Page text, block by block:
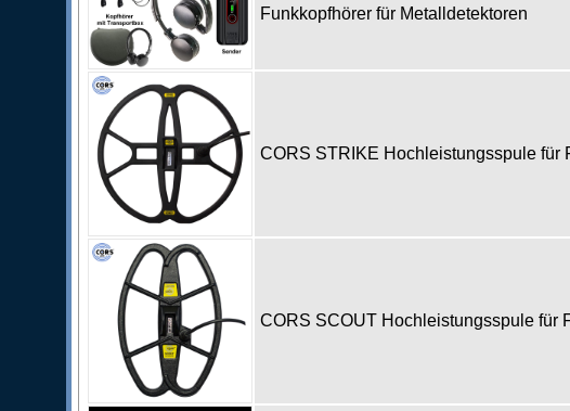
Funkkopfhörer für Metalldetektoren
CORS STRIKE Hochleistungsspule für
CORS SCOUT Hochleistungsspule für